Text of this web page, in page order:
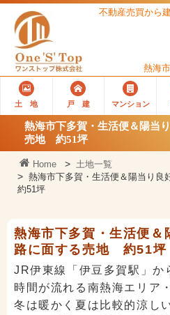
不動産売買から
熱海
土 地 戸 建 マンション
熱海市下多賀・生活便＆陽当
売地 約51坪
Home
土地一覧
熱海市下多賀・生活便＆陽当り
約51坪
熱海市下多賀・生活便＆
路に面する売地 約51坪
JR伊東線「伊豆多賀駅」か
時間が流れる南熱海エリア
冬は暖かく夏は比較的涼し